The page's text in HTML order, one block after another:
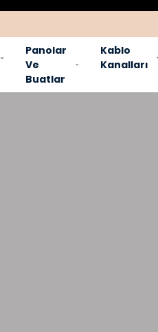
Panolar
Ve
Buatlar
Kablo
Kanalları